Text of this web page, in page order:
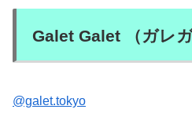
Galet Galet （ガレ
@galet.tokyo